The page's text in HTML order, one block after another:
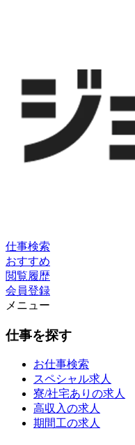
仕事検索
おすすめ
閲覧履歴
会員登録
メニュー
仕事を探す
お仕事検索
スペシャル求人
寮/社宅ありの求人
高収入の求人
期間工の求人